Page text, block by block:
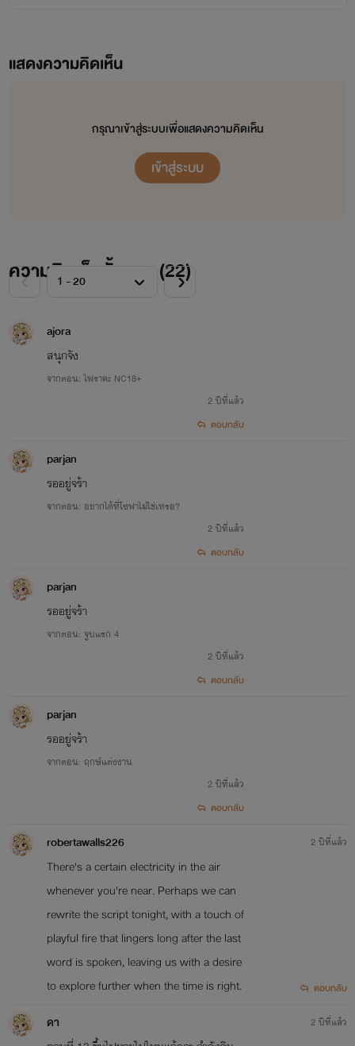
แสดงความคิดเห็น
กรุณาเข้าสู่ระบบเพื่อแสดงความคิดเห็น
เข้าสู่ระบบ
ความคิดเห็นทั้งหมด (22)
ajora
สนุกจัง
จากตอน: ไฟราคะ NC18+
2 ปีที่แล้ว
ตอบกลับ
parjan
รออยู่จร้า
จากตอน: อยากได้ที่โซฟาไม่ใช่เหรอ?
2 ปีที่แล้ว
ตอบกลับ
parjan
รออยู่จร้า
จากตอน: จูบแรก 4
2 ปีที่แล้ว
ตอบกลับ
parjan
รออยู่จร้า
จากตอน: ฤกษ์แต่งงาน
2 ปีที่แล้ว
ตอบกลับ
robertawalls226
There's a certain electricity in the air
whenever you're near. Perhaps we can
rewrite the script tonight, with a touch of
playful fire that lingers long after the last
word is spoken, leaving us with a desire
to explore further when the time is right.
2 ปีที่แล้ว
ตอบกลับ
ดา 2 ปีที่แล้ว